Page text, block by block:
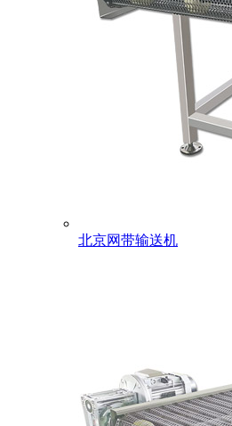
北京网带输送机